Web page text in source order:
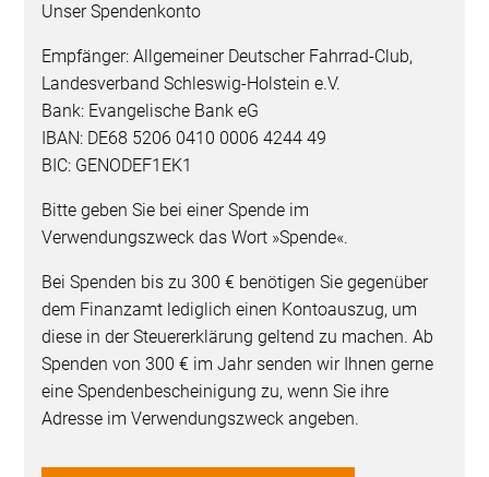
Unser Spendenkonto
Empfänger: Allgemeiner Deutscher Fahrrad-Club,
Landesverband Schleswig-Holstein e.V.
Bank: Evangelische Bank eG
IBAN: DE68 5206 0410 0006 4244 49
BIC: GENODEF1EK1
Bitte geben Sie bei einer Spende im
Verwendungszweck das Wort »Spende«.
Bei Spenden bis zu 300 € benötigen Sie gegenüber
dem Finanzamt lediglich einen Kontoauszug, um
diese in der Steuererklärung geltend zu machen. Ab
Spenden von 300 € im Jahr senden wir Ihnen gerne
eine Spendenbescheinigung zu, wenn Sie ihre
Adresse im Verwendungszweck angeben.